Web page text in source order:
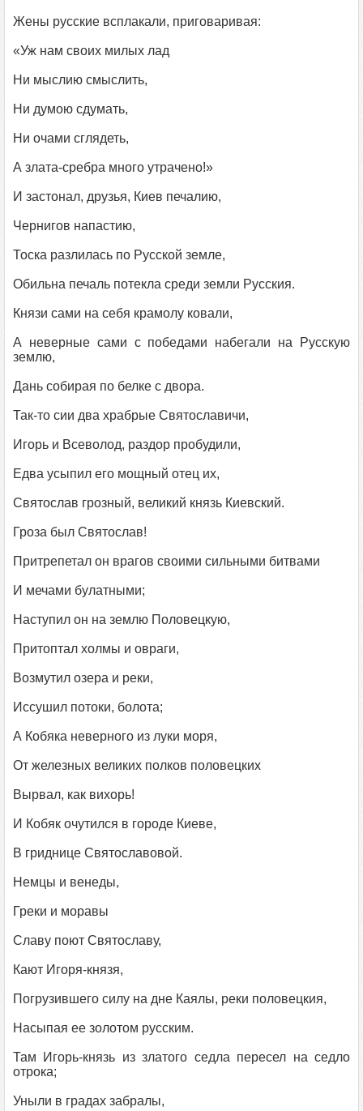
Жены русские всплакали, приговаривая:
«Уж нам своих милых лад
Ни мыслию смыслить,
Ни думою сдумать,
Ни очами сглядеть,
А злата-сребра много утрачено!»
И застонал, друзья, Киев печалию,
Чернигов напастию,
Тоска разлилась по Русской земле,
Обильна печаль потекла среди земли Русския.
Князи сами на себя крамолу ковали,
А неверные сами с победами набегали на Русскую
землю,
Дань собирая по белке с двора.
Так-то сии два храбрые Святославичи,
Игорь и Всеволод, раздор пробудили,
Едва усыпил его мощный отец их,
Святослав грозный, великий князь Киевский.
Гроза был Святослав!
Притрепетал он врагов своими сильными битвами
И мечами булатными;
Наступил он на землю Половецкую,
Притоптал холмы и овраги,
Возмутил озера и реки,
Иссушил потоки, болота;
А Кобяка неверного из луки моря,
От железных великих полков половецких
Вырвал, как вихорь!
И Кобяк очутился в городе Киеве,
В гриднице Святославовой.
Немцы и венеды,
Греки и моравы
Славу поют Святославу,
Кают Игоря-князя,
Погрузившего силу на дне Каялы, реки половецкия,
Насыпая ее золотом русским.
Там Игорь-князь из златого седла пересел на седло
отрока;
Уныли в градах забралы,